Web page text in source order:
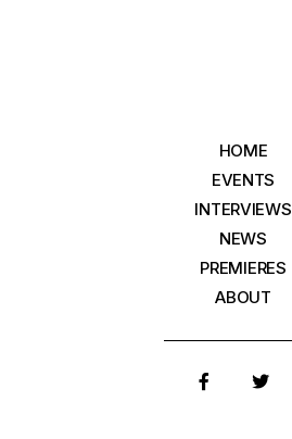
HOME
EVENTS
INTERVIEWS
NEWS
PREMIERES
ABOUT